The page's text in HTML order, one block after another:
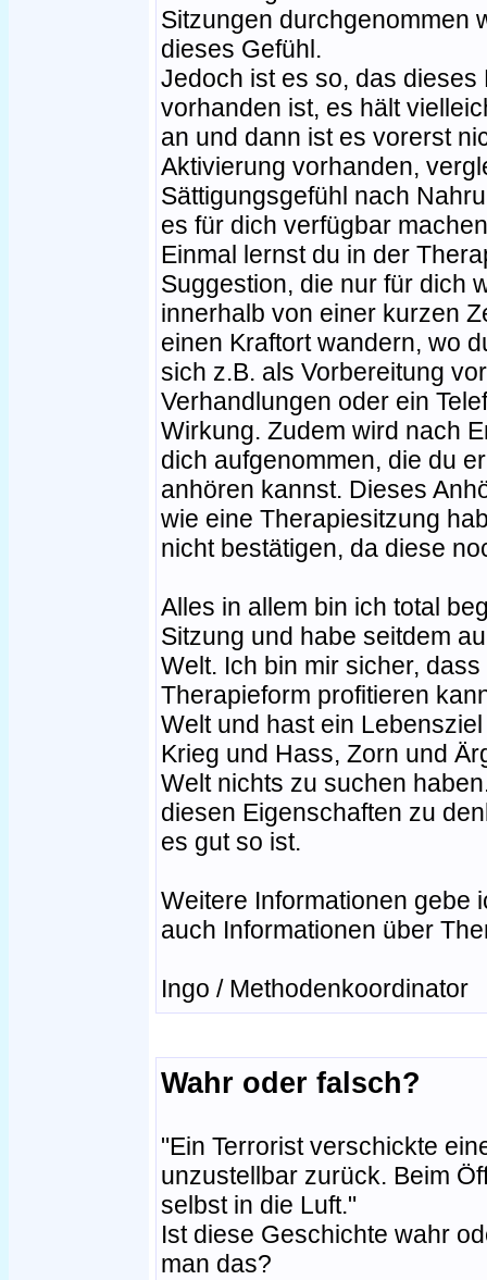
Sitzungen durchgenommen
dieses Gefühl.
Jedoch ist es so, das
vorhanden ist, es hält
an und dann ist es vorerst
Aktivierung vorhanden,
Sättigungsgefühl nach
es für dich verfügbar
Einmal lernst du in der
Suggestion, die nur für dich
innerhalb von einer kurzen
einen Kraftort wandern, wo
sich z.B. als Vorbereitung
Verhandlungen oder ein
Wirkung. Zudem wird nach
dich aufgenommen, die du
anhören kannst. Dieses
wie eine Therapiesitzung
nicht bestätigen, da diese
Alles in allem bin ich total
Sitzung und habe seitdem
Welt. Ich bin mir sicher,
Therapieform profitieren
Welt und hast ein
Krieg und Hass, Zorn und
Welt nichts zu suchen
diesen Eigenschaften zu
es gut so ist.
Weitere Informationen gebe
auch Informationen über
Ingo / Methodenkoordinator
Wahr oder falsch?
"Ein Terrorist verschickte
unzustellbar zurück. Beim
selbst in die Luft."
Ist diese Geschichte wahr
man das?